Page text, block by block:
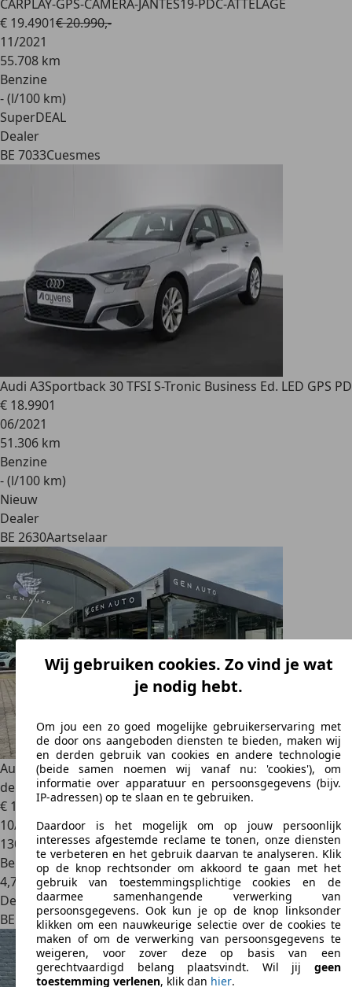
CARPLAY-GPS-CAMERA-JANTES19-PDC-ATTELAGE
€ 19.4901€ 20.990,-
11/2021
55.708 km
Benzine
- (l/100 km)
SuperDEAL
Dealer
BE 7033Cuesmes
Audi A3Sportback 30 TFSI S-Tronic Business Ed. LED GPS PD
€ 18.9901
06/2021
51.306 km
Benzine
- (l/100 km)
Nieuw
Dealer
BE 2630Aartselaar
Audi A3Sportback 1.0 TFSI Sport Xenon Clim Bi-Zone Radar
de Recul * 12 à 36 MOIS GARANTIE *
€ 11.990
10/2017
130.000 km
Benzine
4,7 l/100 km (comb.)
Dealer
BE 4000Liège
Wij gebruiken cookies. Zo vind je wat
je nodig hebt.
Om jou een zo goed mogelijke gebruikerservaring met
de door ons aangeboden diensten te bieden, maken wij
en derden gebruik van cookies en andere technologie
(beide samen noemen wij vanaf nu: 'cookies'), om
informatie over apparatuur en persoonsgegevens (bijv.
IP-adressen) op te slaan en te gebruiken.
Daardoor is het mogelijk om op jouw persoonlijk
interesses afgestemde reclame te tonen, onze diensten
te verbeteren en het gebruik daarvan te analyseren. Klik
op de knop rechtsonder om akkoord te gaan met het
gebruik van toestemmingsplichtige cookies en de
daarmee samenhangende verwerking van
persoonsgegevens. Ook kun je op de knop linksonder
klikken om een nauwkeurige selectie over de cookies te
maken of om de verwerking van persoonsgegevens te
weigeren, voor zover deze op basis van een
gerechtvaardigd belang plaatsvindt. Wil jij geen
toestemming verlenen, klik dan hier.